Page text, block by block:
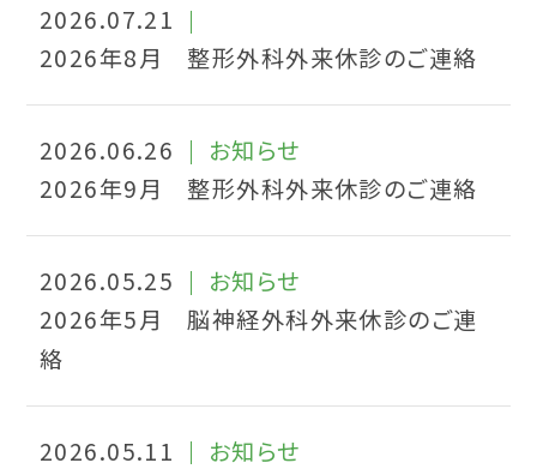
2026.07.21
2026年8月 整形外科外来休診のご連絡
2026.06.26
お知らせ
2026年9月 整形外科外来休診のご連絡
2026.05.25
お知らせ
2026年5月 脳神経外科外来休診のご連
絡
2026.05.11
お知らせ